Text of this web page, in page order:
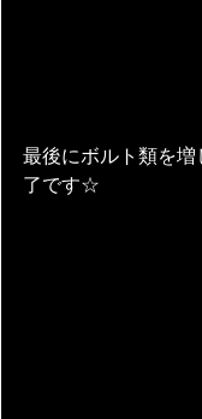
最後にボルト類を
了です☆